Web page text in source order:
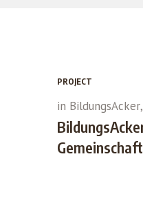
PROJECT
in BildungsAcker,
Gemeinschaft